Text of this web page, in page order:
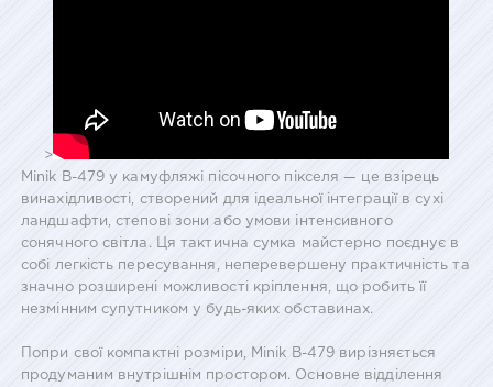
>
Minik B-479 у камуфляжі пісочного пікселя — це взірець
винахідливості, створений для ідеальної інтеграції в сухі
ландшафти, степові зони або умови інтенсивного
сонячного світла. Ця тактична сумка майстерно поєднує в
собі легкість пересування, неперевершену практичність та
значно розширені можливості кріплення, що робить її
незмінним супутником у будь-яких обставинах.
Попри свої компактні розміри, Minik B-479 вирізняється
продуманим внутрішнім простором. Основне відділення